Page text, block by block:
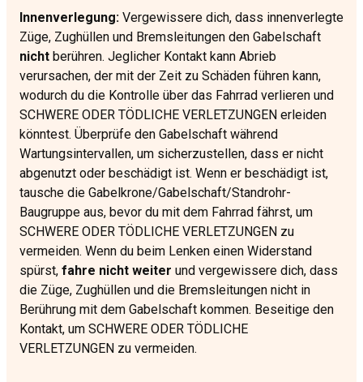
Innenverlegung: Vergewissere dich, dass innenverlegte
Züge, Zughüllen und Bremsleitungen den Gabelschaft
nicht berühren. Jeglicher Kontakt kann Abrieb
verursachen, der mit der Zeit zu Schäden führen kann,
wodurch du die Kontrolle über das Fahrrad verlieren und
SCHWERE ODER TÖDLICHE VERLETZUNGEN erleiden
könntest. Überprüfe den Gabelschaft während
Wartungsintervallen, um sicherzustellen, dass er nicht
abgenutzt oder beschädigt ist. Wenn er beschädigt ist,
tausche die Gabelkrone/Gabelschaft/Standrohr-
Baugruppe aus, bevor du mit dem Fahrrad fährst, um
SCHWERE ODER TÖDLICHE VERLETZUNGEN zu
vermeiden. Wenn du beim Lenken einen Widerstand
spürst, fahre nicht weiter und vergewissere dich, dass
die Züge, Zughüllen und die Bremsleitungen nicht in
Berührung mit dem Gabelschaft kommen. Beseitige den
Kontakt, um SCHWERE ODER TÖDLICHE
VERLETZUNGEN zu vermeiden.